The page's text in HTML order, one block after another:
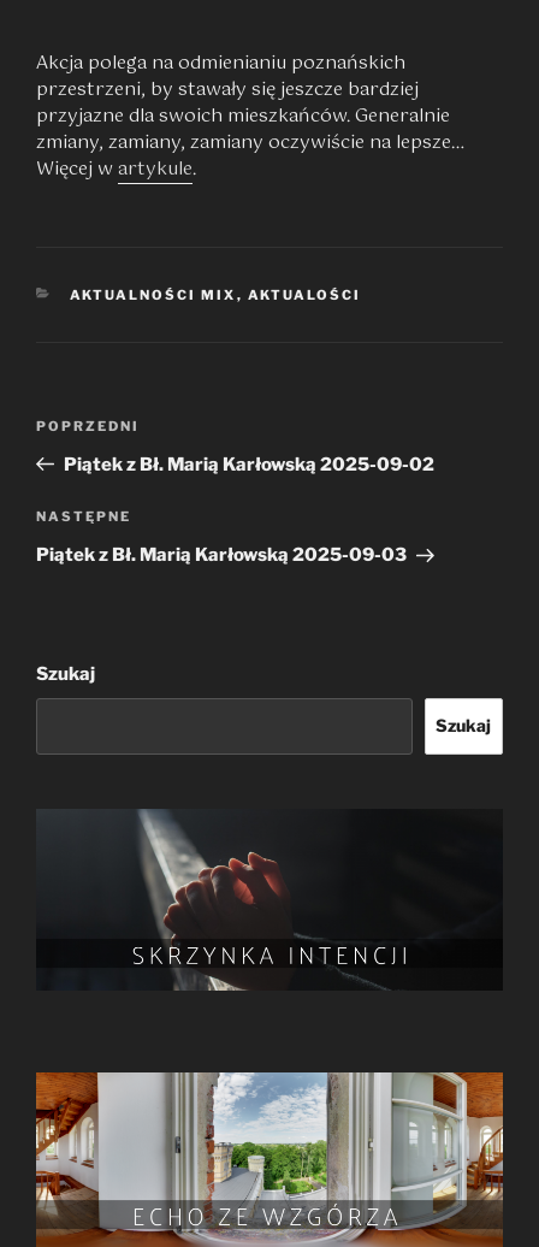
Akcja polega na odmienianiu poznańskich
przestrzeni, by stawały się jeszcze bardziej
przyjazne dla swoich mieszkańców. Generalnie
zmiany, zamiany, zamiany oczywiście na lepsze…
Więcej wartykule.
KATEGORIE
AKTUALNOŚCI MIX , AKTUALOŚCI
wpisu
Poprzedni
wpis
POPRZEDNI
Piątek z Bł. Marią Karłowską 2025-09-02
Następny
wpis
NASTĘPNE
Piątek z Bł. Marią Karłowską 2025-09-03
Szukaj
Szukaj